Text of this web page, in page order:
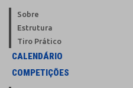
Sobre
Estrutura
Tiro Prático
CALENDÁRIO
COMPETIÇÕES